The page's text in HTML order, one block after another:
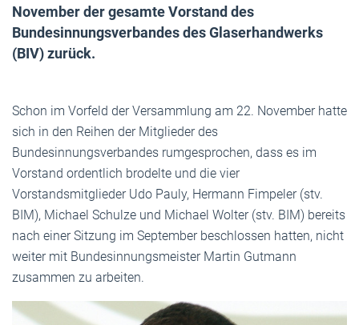
November der gesamte Vorstand des
Bundesinnungsverbandes des Glaserhandwerks
(BIV) zurück.
Schon im Vorfeld der Versammlung am 22. November hatte
sich in den Reihen der Mitglieder des
Bundesinnungsverbandes rumgesprochen, dass es im
Vorstand ordentlich brodelte und die vier
Vorstandsmitglieder Udo Pauly, Hermann Fimpeler (stv.
BIM), Michael Schulze und Michael Wolter (stv. BIM) bereits
nach einer Sitzung im September beschlossen hatten, nicht
weiter mit Bundesinnungsmeister Martin Gutmann
zusammen zu arbeiten.